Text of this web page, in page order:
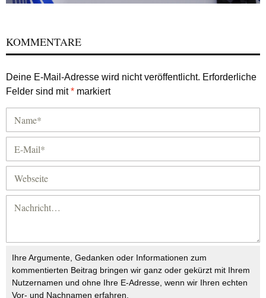
KOMMENTARE
Deine E-Mail-Adresse wird nicht veröffentlicht. Erforderliche
Felder sind mit* markiert
Ihre Argumente, Gedanken oder Informationen zum
kommentierten Beitrag bringen wir ganz oder gekürzt mit Ihrem
Nutzernamen und ohne Ihre E-Adresse, wenn wir Ihren echten
Vor- und Nachnamen erfahren.